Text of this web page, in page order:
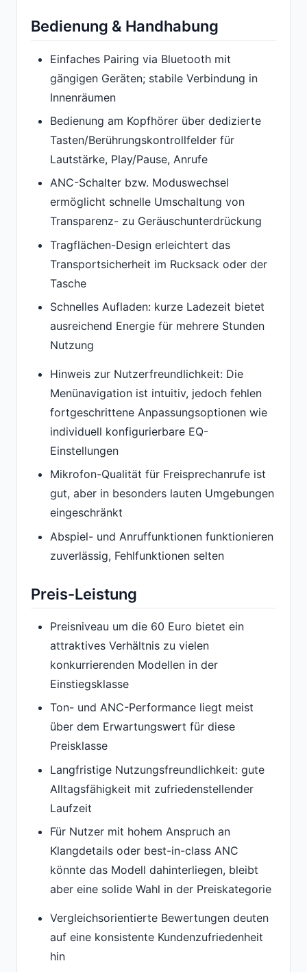
Bedienung & Handhabung
Einfaches Pairing via Bluetooth mit
gängigen Geräten; stabile Verbindung in
Innenräumen
Bedienung am Kopfhörer über dedizierte
Tasten/Berührungskontrollfelder für
Lautstärke, Play/Pause, Anrufe
ANC-Schalter bzw. Moduswechsel
ermöglicht schnelle Umschaltung von
Transparenz- zu Geräuschunterdrückung
Tragflächen-Design erleichtert das
Transportsicherheit im Rucksack oder der
Tasche
Schnelles Aufladen: kurze Ladezeit bietet
ausreichend Energie für mehrere Stunden
Nutzung
Hinweis zur Nutzerfreundlichkeit: Die
Menünavigation ist intuitiv, jedoch fehlen
fortgeschrittene Anpassungsoptionen wie
individuell konfigurierbare EQ-
Einstellungen
Mikrofon-Qualität für Freisprechanrufe ist
gut, aber in besonders lauten Umgebungen
eingeschränkt
Abspiel- und Anruffunktionen funktionieren
zuverlässig, Fehlfunktionen selten
Preis-Leistung
Preisniveau um die 60 Euro bietet ein
attraktives Verhältnis zu vielen
konkurrierenden Modellen in der
Einstiegsklasse
Ton- und ANC-Performance liegt meist
über dem Erwartungswert für diese
Preisklasse
Langfristige Nutzungsfreundlichkeit: gute
Alltagsfähigkeit mit zufriedenstellender
Laufzeit
Für Nutzer mit hohem Anspruch an
Klangdetails oder best-in-class ANC
könnte das Modell dahinterliegen, bleibt
aber eine solide Wahl in der Preiskategorie
Vergleichsorientierte Bewertungen deuten
auf eine konsistente Kundenzufriedenheit
hin